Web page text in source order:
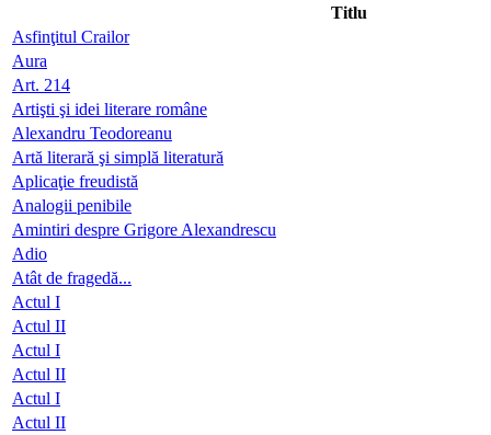
Titlu
Asfinţitul Crailor
Aura
Art. 214
Artişti şi idei literare române
Alexandru Teodoreanu
Artă literară şi simplă literatură
Aplicaţie freudistă
Analogii penibile
Amintiri despre Grigore Alexandrescu
Adio
Atât de fragedă...
Actul I
Actul II
Actul I
Actul II
Actul I
Actul II